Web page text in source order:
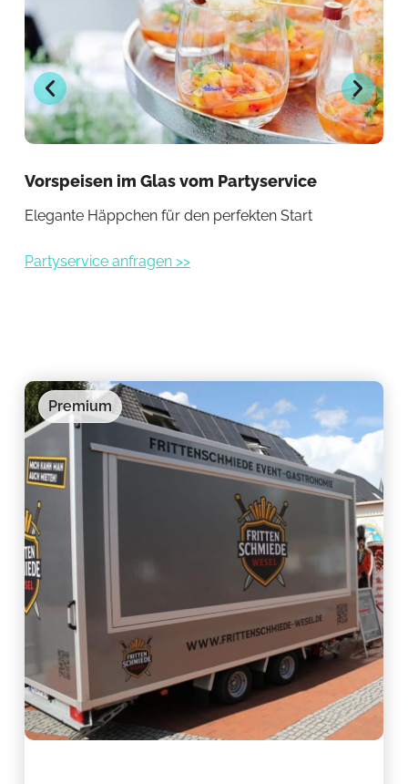
Vorspeisen im Glas vom Partyservice
Elegante Häppchen für den perfekten Start
Partyservice anfragen >>
Premium